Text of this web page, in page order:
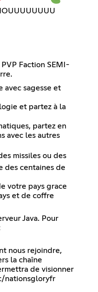
Faction SEMI-
avec sagesse et
et partez à la
partez en
avec les autres
missiles ou des
des centaines de
votre pays grace
et de coffre
Java. Pour
nous rejoindre,
la chaîne
de visionner
nationsgloryfr